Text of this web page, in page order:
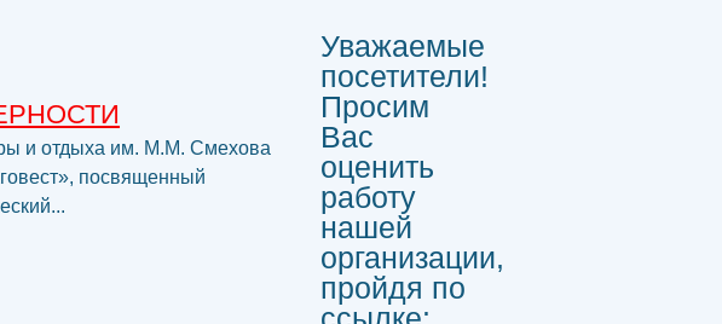
и отдыха им. М.М. Смехова
посвященный
Уважаемые
посетители!
Просим
Вас
оценить
работу
нашей
организации,
пройдя по